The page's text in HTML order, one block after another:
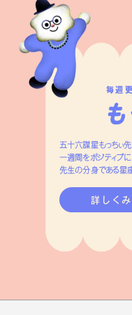
毎週
五十六謀星もっちぃ
一週間をポジティブ
先生の分身である星座
詳しくみ